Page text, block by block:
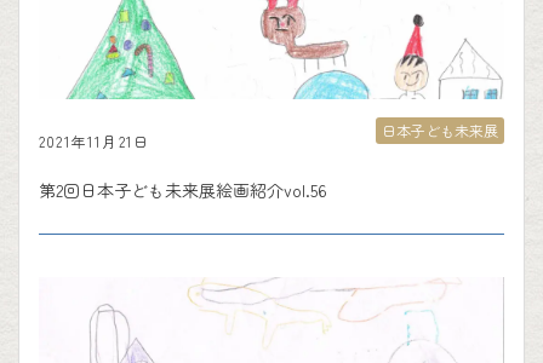
2021年11月21日
第2回日本子ども未来展絵画紹介vol.56
日本子ども未来展